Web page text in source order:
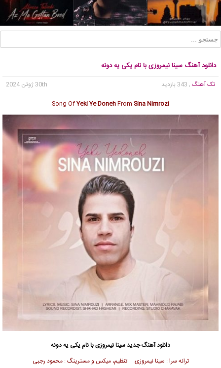
دانلود آهنگ سینا نیمروزی با نام یکی یه دونه
تک آهنگ , 343 بازدید
30th ژوئن 2024
Song OfYeki Ye DonehFrom Sina Nimrozi
دانلود آهنگ جدیدسینا نیمروزی با نام یکی یه دونه
ترانه سرا : سینا نیمروزی تنظیم، میکس و مسترینگ : محمود رجبی